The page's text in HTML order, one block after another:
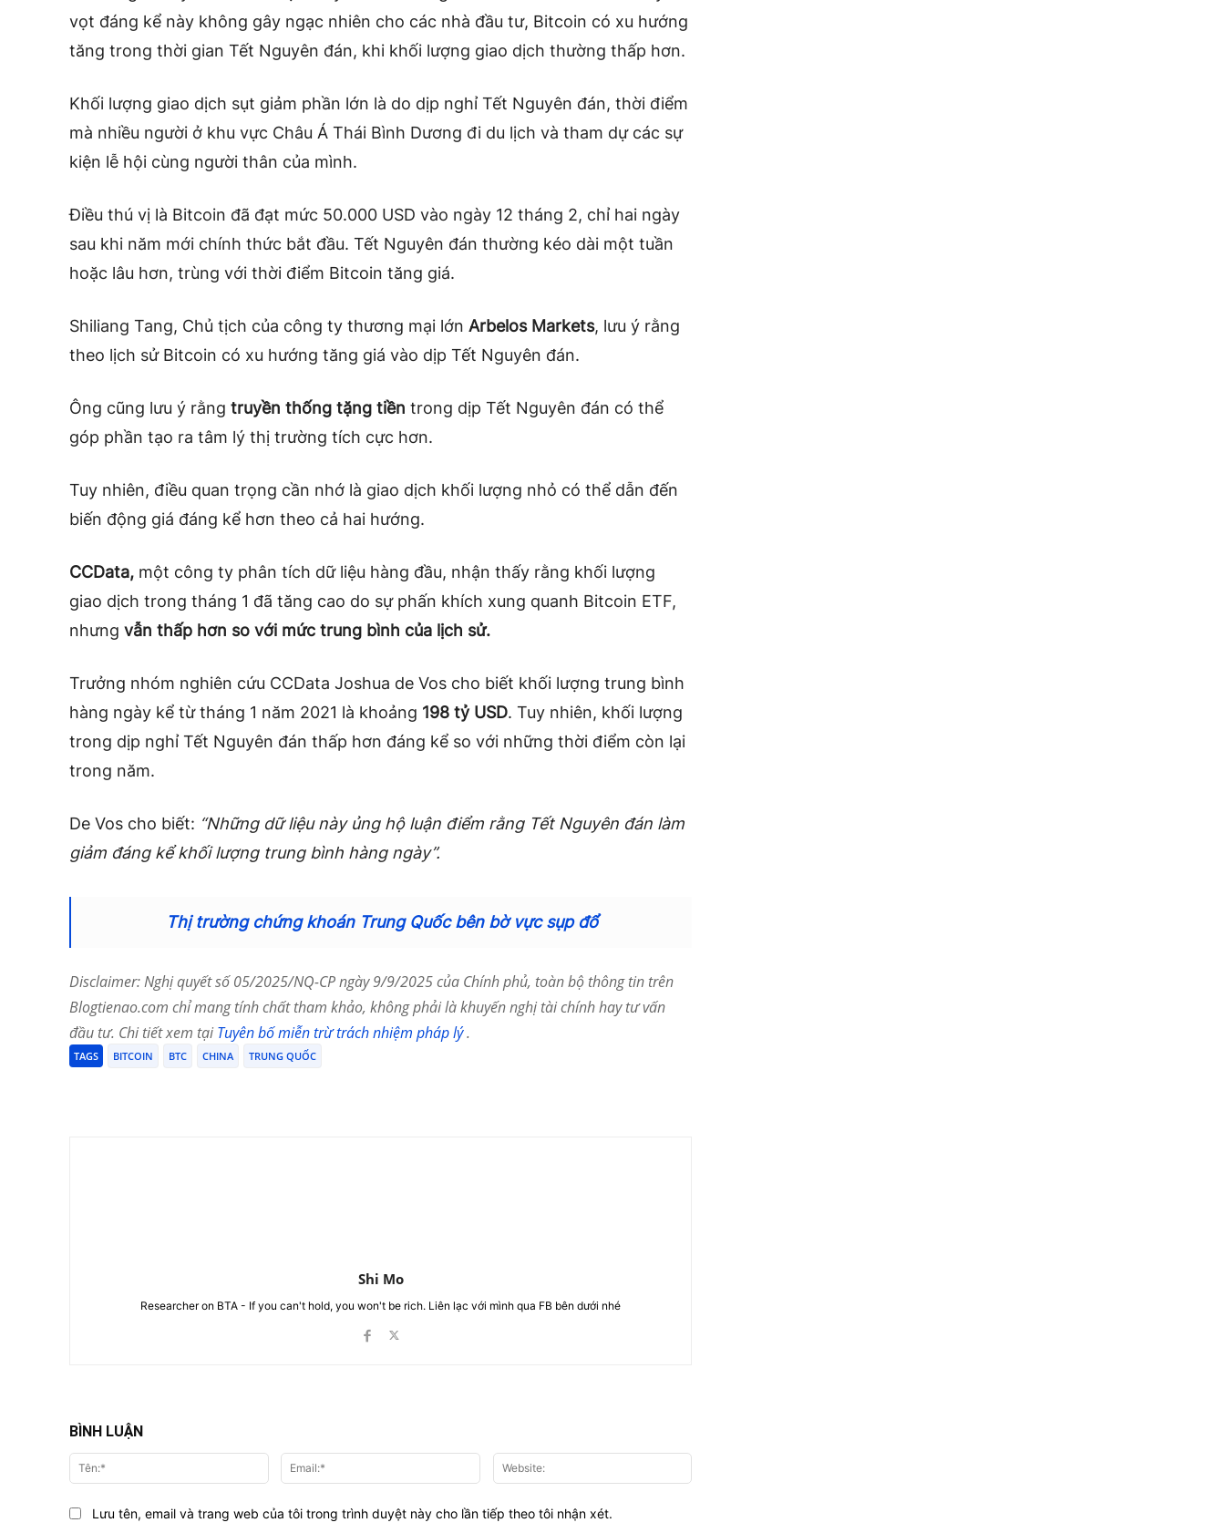
vọt đáng kể này không gây ngạc nhiên cho các nhà đầu tư, Bitcoin có xu hướng
tăng trong thời gian Tết Nguyên đán, khi khối lượng giao dịch thường thấp hơn.
Khối lượng giao dịch sụt giảm phần lớn là do dịp nghỉ Tết Nguyên đán, thời điểm
mà nhiều người ở khu vực Châu Á Thái Bình Dương đi du lịch và tham dự các sự
kiện lễ hội cùng người thân của mình.
Điều thú vị là Bitcoin đã đạt mức 50.000 USD vào ngày 12 tháng 2, chỉ hai ngày
sau khi năm mới chính thức bắt đầu. Tết Nguyên đán thường kéo dài một tuần
hoặc lâu hơn, trùng với thời điểm Bitcoin tăng giá.
Shiliang Tang, Chủ tịch của công ty thương mại lớn Arbelos Markets, lưu ý rằng
theo lịch sử Bitcoin có xu hướng tăng giá vào dịp Tết Nguyên đán.
Ông cũng lưu ý rằng truyền thống tặng tiền trong dịp Tết Nguyên đán có thể
góp phần tạo ra tâm lý thị trường tích cực hơn.
Tuy nhiên, điều quan trọng cần nhớ là giao dịch khối lượng nhỏ có thể dẫn đến
biến động giá đáng kể hơn theo cả hai hướng.
CCData, một công ty phân tích dữ liệu hàng đầu, nhận thấy rằng khối lượng
giao dịch trong tháng 1 đã tăng cao do sự phấn khích xung quanh Bitcoin ETF,
nhưng vẫn thấp hơn so với mức trung bình của lịch sử.
Trưởng nhóm nghiên cứu CCData Joshua de Vos cho biết khối lượng trung bình
hàng ngày kể từ tháng 1 năm 2021 là khoảng 198 tỷ USD. Tuy nhiên, khối lượng
trong dịp nghỉ Tết Nguyên đán thấp hơn đáng kể so với những thời điểm còn lại
trong năm.
De Vos cho biết: “Những dữ liệu này ủng hộ luận điểm rằng Tết Nguyên đán làm
giảm đáng kể khối lượng trung bình hàng ngày”.
Thị trường chứng khoán Trung Quốc bên bờ vực sụp đổ
Disclaimer: Nghị quyết số 05/2025/NQ-CP ngày 9/9/2025 của Chính phủ, toàn bộ thông tin trên
Blogtienao.com chỉ mang tính chất tham khảo, không phải là khuyến nghị tài chính hay tư vấn
đầu tư. Chi tiết xem tạiTuyên bố miễn trừ trách nhiệm pháp lý.
TAGS BITCOIN BTC CHINA TRUNG QUỐC
Shi Mo
Researcher on BTA - If you can't hold, you won't be rich. Liên lạc với mình qua FB bên dưới nhé
BÌNH LUẬN
Tên:* Email:*
Lưu tên, email và trang web của tôi trong trình duyệt này cho lần tiếp theo tôi nhận xét.